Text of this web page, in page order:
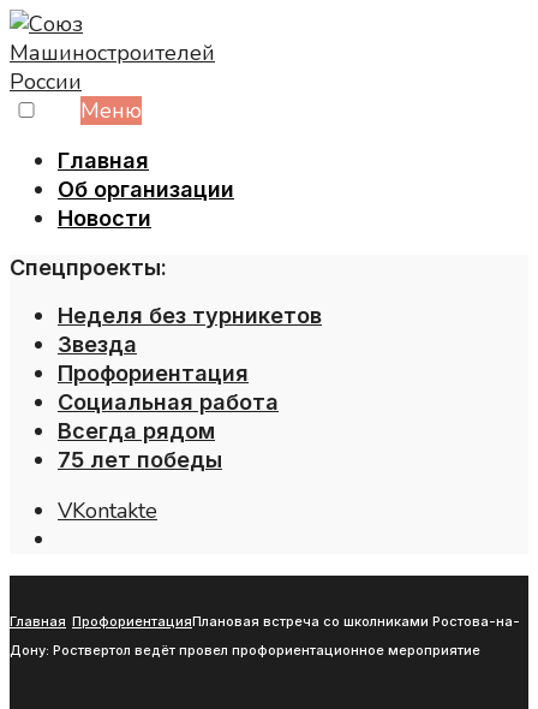
Skip
to
content
Меню
Главная
Об организации
Новости
Спецпроекты:
Неделя без турникетов
Звезда
Профориентация
Социальная работа
Всегда рядом
75 лет победы
VKontakte
Главная ПрофориентацияПлановая встреча со школниками Ростова-на-
Дону: Роствертол ведёт провел профориентационное мероприятие